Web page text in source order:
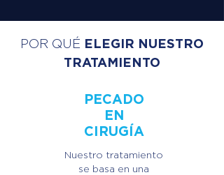
POR QUÉ ELEGIR NUESTRO
TRATAMIENTO
PECADO
EN
CIRUGÍA
Nuestro tratamiento
se basa en una